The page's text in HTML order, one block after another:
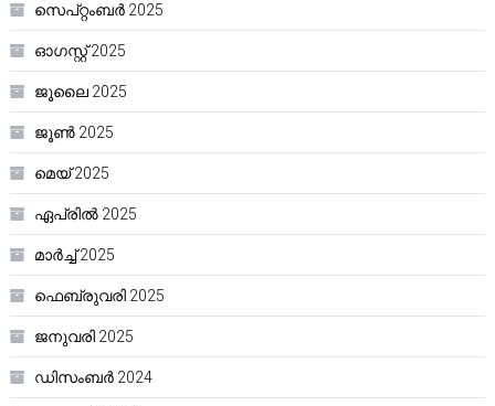
സെപ്റ്റംബർ 2025
ഓഗസ്റ്റ്‌ 2025
ജൂലൈ 2025
ജൂൺ 2025
മെയ്‌ 2025
ഏപ്രിൽ 2025
മാർച്ച്‌ 2025
ഫെബ്രുവരി 2025
ജനുവരി 2025
ഡിസംബർ 2024